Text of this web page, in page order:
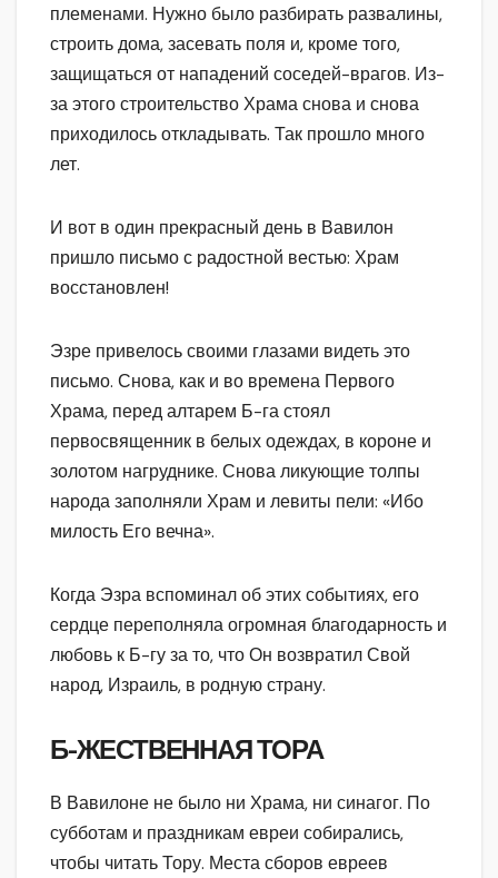
племенами. Нужно было разбирать развалины,
строить дома, засевать поля и, кроме того,
защищаться от нападений соседей-врагов. Из-
за этого строительство Храма снова и снова
приходилось откладывать. Так прошло много
лет.
И вот в один прекрасный день в Вавилон
пришло письмо с радостной вестью: Храм
восстановлен!
Эзре привелось своими глазами видеть это
письмо. Снова, как и во времена Первого
Храма, перед алтарем Б-га стоял
первосвященник в белых одеждах, в короне и
золотом нагруднике. Снова ликующие толпы
народа заполняли Храм и левиты пели: «Ибо
милость Его вечна».
Когда Эзра вспоминал об этих событиях, его
сердце переполняла огромная благодарность и
любовь к Б-гу за то, что Он возвратил Свой
народ, Израиль, в родную страну.
Б-ЖЕСТВЕННАЯ ТОРА
В Вавилоне не было ни Храма, ни синагог. По
субботам и праздникам евреи собирались,
чтобы читать Тору. Места сборов евреев